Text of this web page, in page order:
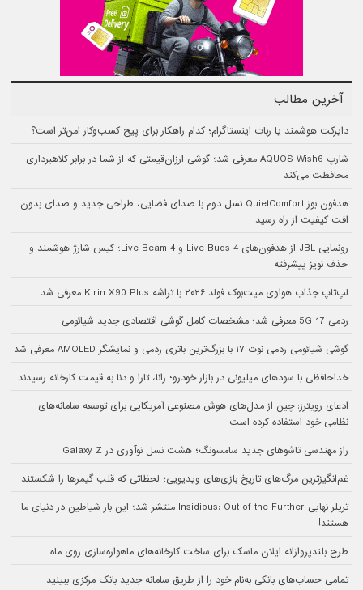
آخرین مطالب
دایرکت هوشمند یا ربات اینستاگرام؛ کدام راهکار برای پیج کسب‌وکار امن‌تر است؟
شارپ AQUOS Wish6 معرفی شد؛ گوشی ارزان‌قیمتی که از شما در برابر کلاهبرداری
محافظت می‌کند
هدفون بوز QuietComfort نسل دوم با صدای فضایی، طراحی جدید و صدای بدون
افت کیفیت از راه رسید
رونمایی JBL از هدفون‌های Live Buds 4 و Live Beam 4؛ کیس شارژ هوشمند و
حذف نویز پیشرفته
لپ‌تاپ جذاب هواوی میت‌بوک فولد ۲۰۲۶ با تراشه Kirin X90 Plus معرفی شد
ردمی 17 5G معرفی شد؛ مشخصات کامل گوشی اقتصادی جدید شیائومی
گوشی شیائومی ردمی نوت ۱۷ با بزرگ‌ترین باتری ردمی و نمایشگر AMOLED معرفی شد
خداحافظی با سودهای میلیونی در بازار خودرو؛ رانا، تارا و دنا به قیمت کارخانه رسیدند
ادعای رویترز: چین از مدل‌های هوش مصنوعی آمریکایی برای توسعه سامانه‌های
نظامی خود استفاده کرده است
راز مهندسی تاشوهای جدید سامسونگ؛ هشت نسل نوآوری در Galaxy Z
غم‌انگیزترین مرگ‌های تاریخ بازی‌های ویدیویی؛ لحظاتی که قلب گیمرها را شکستند
تریلر نهایی Insidious: Out of the Further منتشر شد؛ این بار شیاطین در دنیای ما
هستند!
طرح بلندپروازانه ایلان ماسک برای ساخت کارخانه‌های ماهواره‌سازی روی ماه
تمامی حساب‌های بانکی به‌نام خود را از طریق سامانه جدید بانک مرکزی ببینید